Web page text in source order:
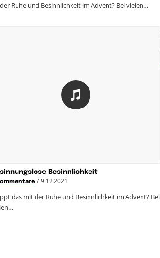
Ruhe und Besinnlichkeit im Advent? Bei vielen…
Besinnlichkeit
/ 9.12.2021
das mit der Ruhe und Besinnlichkeit im Advent? Bei